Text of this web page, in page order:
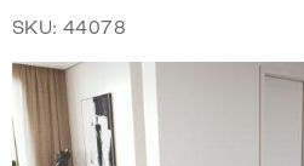
SKU: 44078